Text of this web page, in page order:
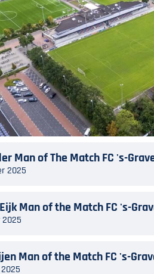
Man of The Match FC 's-
2025
Man of the Match FC 's-
Man of the Match FC 's-